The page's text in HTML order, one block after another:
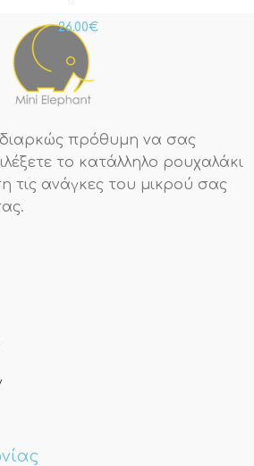
26.00€
πρόθυμη να σας
το κατάλληλο ρουχαλάκι
τις ανάγκες του μικρού σας